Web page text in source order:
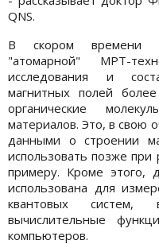
QNS.
В скором времени
"атомарной" МРТ-
исследования и
магнитных полей
органические
материалов. Это, в свою
данными о строении
использовать позже при
примеру. Кроме этого,
использована для
квантовых систем,
вычислительные
компьютеров.